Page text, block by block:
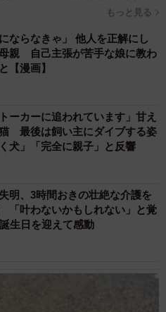
もっと見る
ならなきゃ」 他人を正解にし
親 自己主張が苦手な娘に教わ
【漫画】
ーカーに追われています」甘え
最後は飼い主にダイブする姿
犬」「完全に親子」と反響
明、3時間おきの壮絶な介護を
「叶わないかもしれない」と覚
生日を迎えて感動